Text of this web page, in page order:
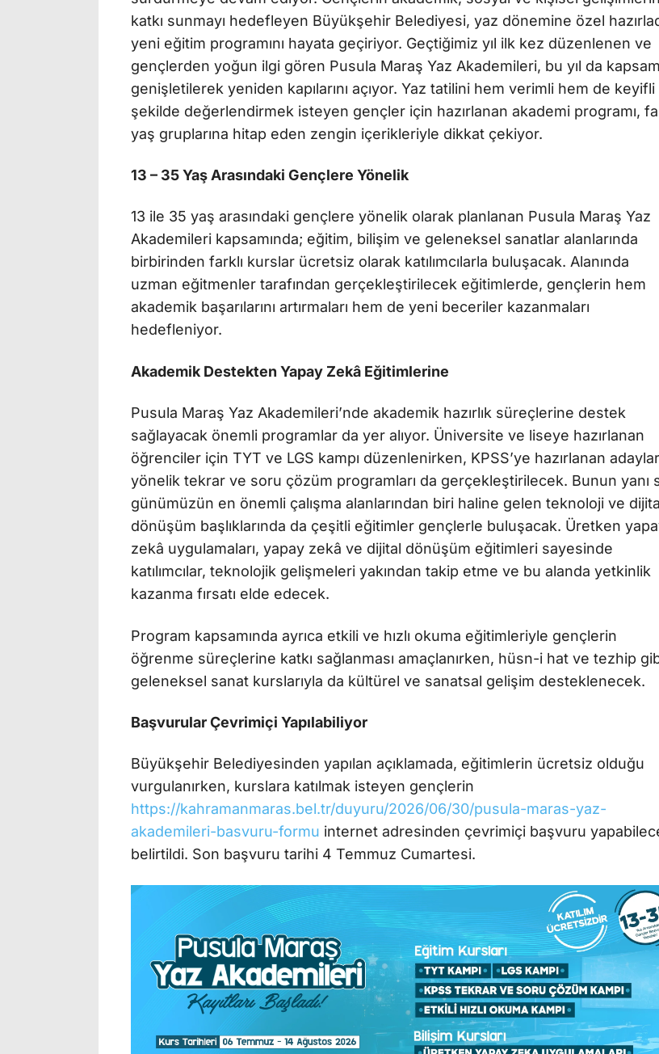
katkı sunmayı hedefleyen Büyükşehir Belediyesi, yaz dönemine özel
yeni eğitim programını hayata geçiriyor. Geçtiğimiz yıl ilk kez düzenlenen ve
gençlerden yoğun ilgi gören Pusula Maraş Yaz Akademileri, bu yıl da
genişletilerek yeniden kapılarını açıyor. Yaz tatilini hem verimli hem de
şekilde değerlendirmek isteyen gençler için hazırlanan akademi programı,
yaş gruplarına hitap eden zengin içerikleriyle dikkat çekiyor.
13 – 35 Yaş Arasındaki Gençlere Yönelik
13 ile 35 yaş arasındaki gençlere yönelik olarak planlanan Pusula Maraş Yaz
Akademileri kapsamında; eğitim, bilişim ve geleneksel sanatlar alanlarında
birbirinden farklı kurslar ücretsiz olarak katılımcılarla buluşacak. Alanında
uzman eğitmenler tarafından gerçekleştirilecek eğitimlerde, gençlerin hem
akademik başarılarını artırmaları hem de yeni beceriler kazanmaları
hedefleniyor.
Akademik Destekten Yapay Zekâ Eğitimlerine
Pusula Maraş Yaz Akademileri’nde akademik hazırlık süreçlerine destek
sağlayacak önemli programlar da yer alıyor. Üniversite ve liseye hazırlanan
öğrenciler için TYT ve LGS kampı düzenlenirken, KPSS’ye hazırlanan
yönelik tekrar ve soru çözüm programları da gerçekleştirilecek. Bunun yanı
günümüzün en önemli çalışma alanlarından biri haline gelen teknoloji ve
dönüşüm başlıklarında da çeşitli eğitimler gençlerle buluşacak. Üretken
zekâ uygulamaları, yapay zekâ ve dijital dönüşüm eğitimleri sayesinde
katılımcılar, teknolojik gelişmeleri yakından takip etme ve bu alanda yetkinlik
kazanma fırsatı elde edecek.
Program kapsamında ayrıca etkili ve hızlı okuma eğitimleriyle gençlerin
öğrenme süreçlerine katkı sağlanması amaçlanırken, hüsn-i hat ve tezhip
geleneksel sanat kurslarıyla da kültürel ve sanatsal gelişim desteklenecek.
Başvurular Çevrimiçi Yapılabiliyor
Büyükşehir Belediyesinden yapılan açıklamada, eğitimlerin ücretsiz olduğu
vurgulanırken, kurslara katılmak isteyen gençlerin
https://kahramanmaras.bel.tr/duyuru/2026/06/30/pusula-maras-yaz-
akademileri-basvuru-formu internet adresinden çevrimiçi başvuru
belirtildi. Son başvuru tarihi 4 Temmuz Cumartesi.